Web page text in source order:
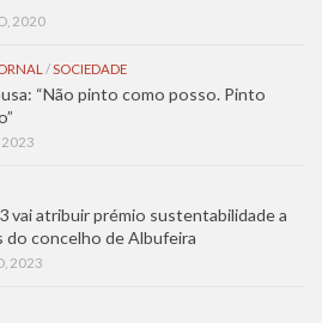
2020
/SOCIEDADE
“Não pinto como posso. Pinto
2023
vai atribuir prémio sustentabilidade a
do concelho de Albufeira
2023